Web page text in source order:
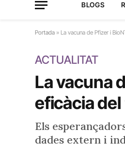
BLOGS
Portada » La vacuna de Pfizer i
ACTUALITAT
La vacuna
eficàcia del
Els
dades extern i